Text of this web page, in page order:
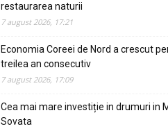
restaurarea naturii
7 august 2026, 17:21
Economia Coreei de Nord a crescut
treilea an consecutiv
7 august 2026, 17:09
Cea mai mare investiție in drumuri in
Sovata